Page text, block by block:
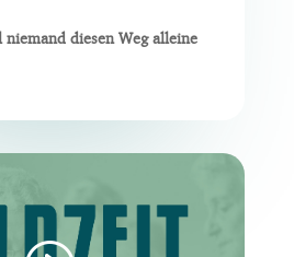
niemand diesen Weg alleine